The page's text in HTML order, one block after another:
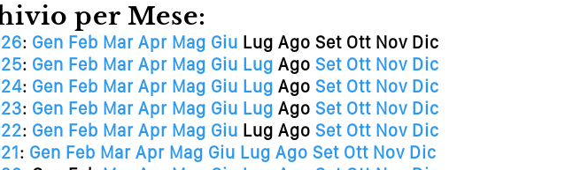
per Mese:
: Gen Feb Mar Apr Mag Giu Lug Ago Set Ott Nov Dic
: Gen Feb Mar Apr Mag Giu Lug Ago Set Ott Nov Dic
: Gen Feb Mar Apr Mag Giu Lug Ago Set Ott Nov Dic
: Gen Feb Mar Apr Mag Giu Lug Ago Set Ott Nov Dic
: Gen Feb Mar Apr Mag Giu Lug Ago Set Ott Nov Dic
: Gen Feb Mar Apr Mag Giu Lug Ago Set Ott Nov Dic